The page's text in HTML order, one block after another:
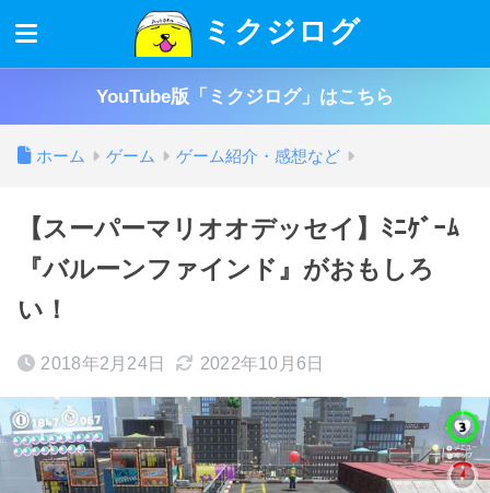
ミクジログ
YouTube版「ミクジログ」はこちら
ホーム ゲーム ゲーム紹介・感想など
【スーパーマリオオデッセイ】ﾐﾆｹﾞｰﾑ
『バルーンファインド』がおもしろ
い！
2018年2月24日 2022年10月6日